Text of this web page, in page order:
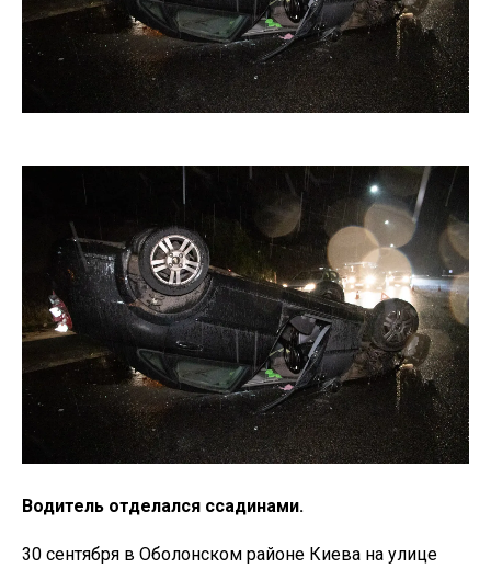
Водитель отделался ссадинами.
30 сентября в Оболонском районе Киева на улице